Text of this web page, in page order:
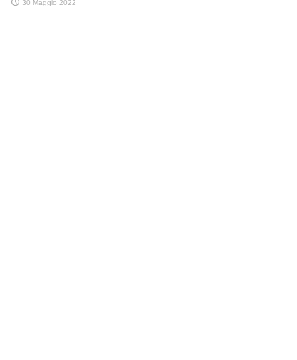
30 Maggio 2022